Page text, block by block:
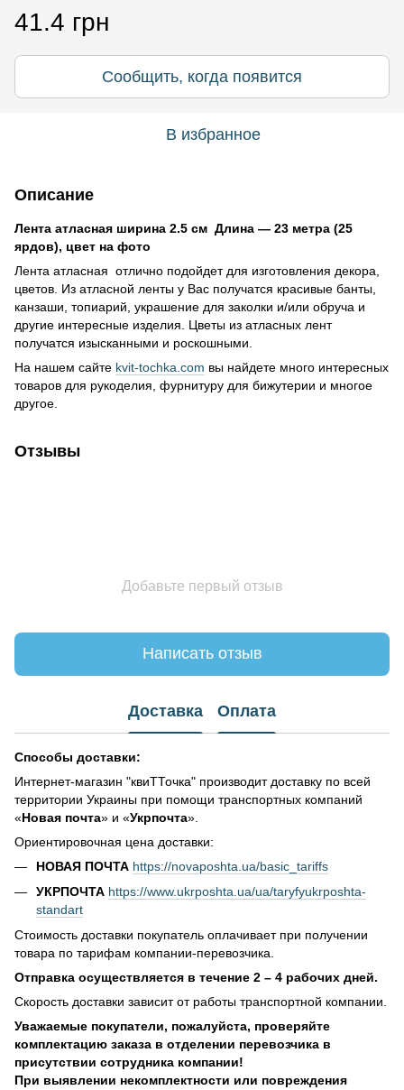
41.4 грн
Сообщить, когда появится
В избранное
Описание
Лента атласная ширина 2.5 см Длина ― 23 метра (25
ярдов), цвет на фото
Лента атласная отлично подойдет для изготовления декора,
цветов. Из атласной ленты у Вас получатся красивые банты,
канзаши, топиарий, украшение для заколки и/или обруча и
другие интересные изделия. Цветы из атласных лент
получатся изысканными и роскошными.
На нашем сайте kvit-tochka.com вы найдете много интересных
товаров для рукоделия, фурнитуру для бижутерии и многое
другое.
Отзывы
Добавьте первый отзыв
Написать отзыв
Доставка Оплата
Способы доставки:
Интернет-магазин "квиТТочка" производит доставку по всей
территории Украины при помощи транспортных компаний
«Новая почта» и «Укрпочта».
Ориентировочная цена доставки:
НОВАЯ ПОЧТА https://novaposhta.ua/basic_tariffs
УКРПОЧТА https://www.ukrposhta.ua/ua/taryfyukrposhta-
standart
Стоимость доставки покупатель оплачивает при получении
товара по тарифам компании-перевозчика.
Отправка осуществляется в течение 2 – 4 рабочих дней.
Скорость доставки зависит от работы транспортной компании.
Уважаемые покупатели, пожалуйста, проверяйте
комплектацию заказа в отделении перевозчика в
присутствии сотрудника компании!
При выявлении некомплектности или повреждения